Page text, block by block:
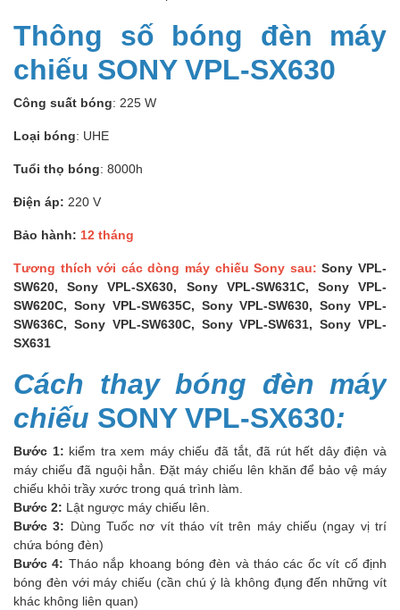
Thông số bóng đèn máy
chiếu SONY VPL-SX630
Công suất bóng: 225 W
Loại bóng: UHE
Tuổi thọ bóng: 8000h
Điện áp: 220 V
Bảo hành: 12 tháng
Tương thích với các dòng máy chiếu Sony sau: Sony VPL-
SW620, Sony VPL-SX630, Sony VPL-SW631C, Sony VPL-
SW620C, Sony VPL-SW635C, Sony VPL-SW630, Sony VPL-
SW636C, Sony VPL-SW630C, Sony VPL-SW631, Sony VPL-
SX631
Cách thay bóng đèn máy
chiếu SONY VPL-SX630:
Bước 1: kiểm tra xem máy chiếu đã tắt, đã rút hết dây điện và
máy chiếu đã nguội hẳn. Đặt máy chiếu lên khăn để bảo vệ máy
chiếu khỏi trầy xước trong quá trình làm.
Bước 2: Lật ngược máy chiếu lên.
Bước 3: Dùng Tuốc nơ vít tháo vít trên máy chiếu (ngay vị trí
chứa bóng đèn)
Bước 4: Tháo nắp khoang bóng đèn và tháo các ốc vít cố định
bóng đèn với máy chiếu (cần chú ý là không đụng đến những vít
khác không liên quan)